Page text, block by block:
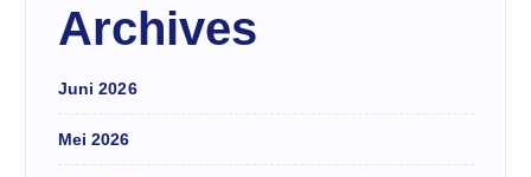
Archives
Juni 2026
Mei 2026